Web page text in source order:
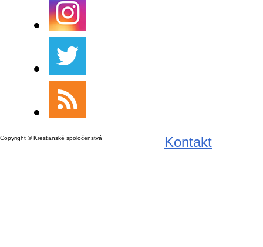
Copyright © Kresťanské spoločenstvá Kontakt